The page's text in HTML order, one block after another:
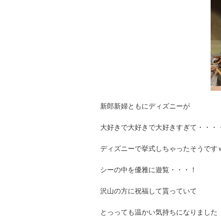
新郎新婦ともにディズニーが
大好きで大好きで大好きすぎて・・・
ディズニーで挙式しちゃったそうです
シーの中を優雅に遊覧・・・！
沢山の方に祝福して貰っていて
とっっても温かい気持ちになりました